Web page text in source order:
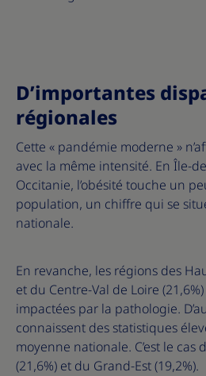
D’importantes
régionales
Cette « pandémie moderne »
avec la même intensité. En Île-
Occitanie, l’obésité touche un
population, un chiffre qui se
nationale.
En revanche, les régions des
et du Centre-Val de Loire
impactées par la pathologie.
connaissent des statistiques
moyenne nationale. C’est le cas
(21,6%) et du Grand-Est (19,2%).